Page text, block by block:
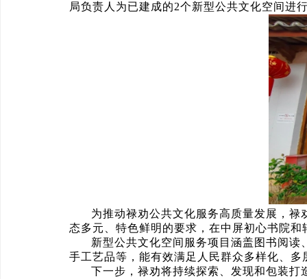
局负责人为已建成的2个新型公共文化空间进
为推动禄劝公共文化服务高质量发展，
态多元、特色鲜明的要求，在中屏初心书院
新型公共文化空间服务项目涵盖图书阅
手工艺品等，能有效满足人民群众多样化、
下一步，禄劝将持续探索、发现和包装打